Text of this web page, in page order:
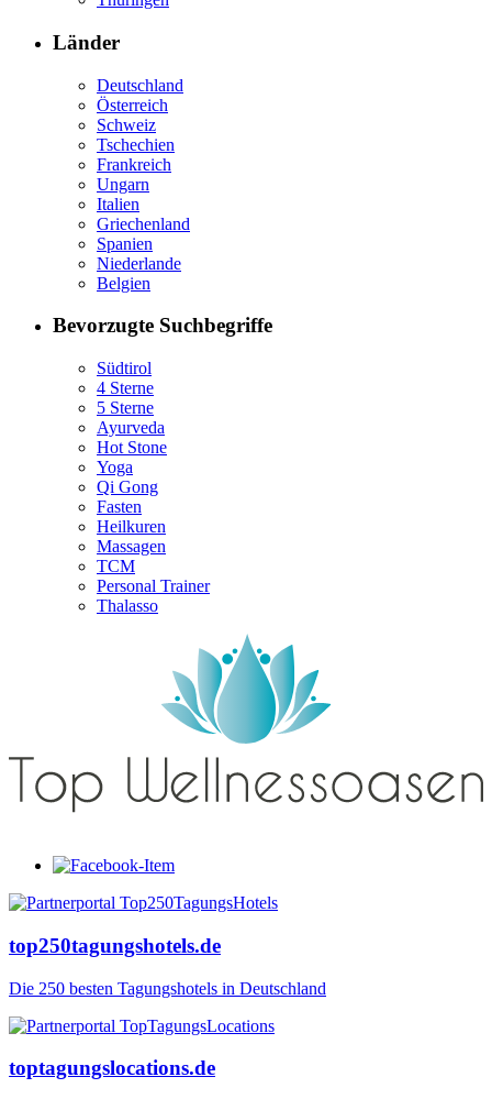
Länder
Deutschland
Österreich
Schweiz
Tschechien
Frankreich
Ungarn
Italien
Griechenland
Spanien
Niederlande
Belgien
Bevorzugte Suchbegriffe
Südtirol
4 Sterne
5 Sterne
Ayurveda
Hot Stone
Yoga
Qi Gong
Fasten
Heilkuren
Massagen
TCM
Personal Trainer
Thalasso
top250tagungshotels.de
Die 250 besten Tagungshotels in Deutschland
toptagungslocations.de